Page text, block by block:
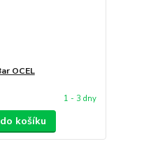
OCEL
1 - 3 dny
košíku